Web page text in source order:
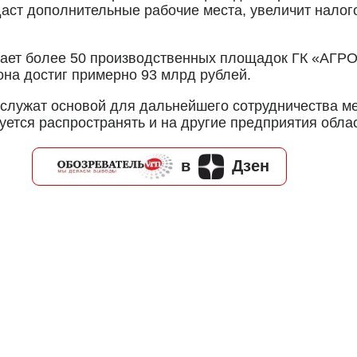
дополнительные рабочие места, увеличит
более 50 производственных площадок ГК
достиг примерно 93 млрд рублей.
основой для дальнейшего сотрудничества
распространять и на другие предприятия
в Дзен